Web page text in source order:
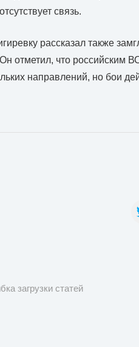
связь.
рассказал также
отметил, что российским
направлений, но бои
загрузки статей